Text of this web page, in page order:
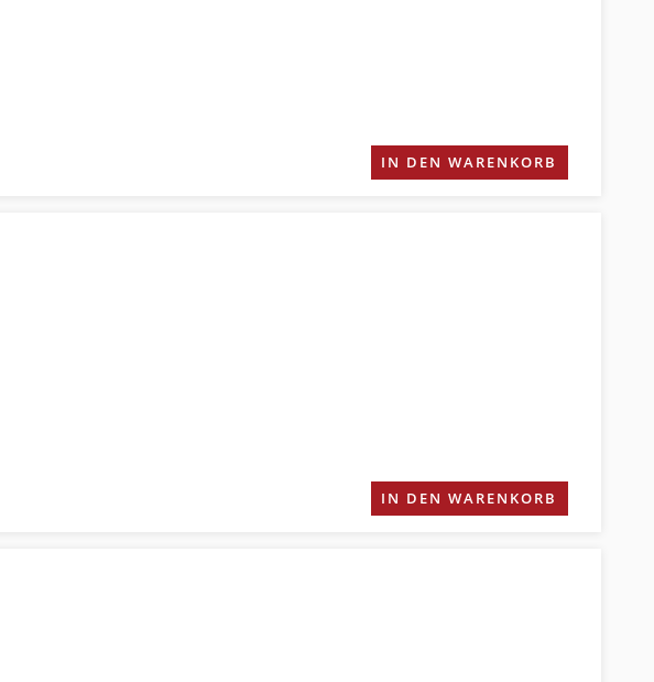
IN DEN WARENKORB
IN DEN WARENKORB